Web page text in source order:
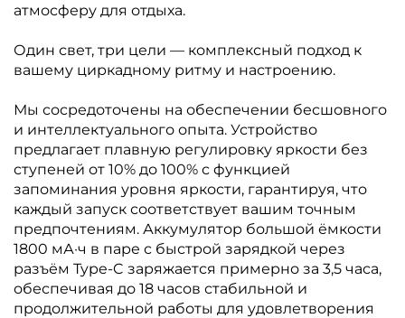
атмосферу для отдыха.
Один свет, три цели — комплексный подход к
вашему циркадному ритму и настроению.
Мы сосредоточены на обеспечении бесшовного
и интеллектуального опыта. Устройство
предлагает плавную регулировку яркости без
ступеней от 10% до 100% с функцией
запоминания уровня яркости, гарантируя, что
каждый запуск соответствует вашим точным
предпочтениям. Аккумулятор большой ёмкости
1800 мА·ч в паре с быстрой зарядкой через
разъём Type-C заряжается примерно за 3,5 часа,
обеспечивая до 18 часов стабильной и
продолжительной работы для удовлетворения